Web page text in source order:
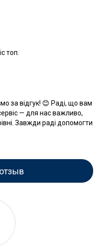
топ.
за відгук! 😊 Раді, що вам
— для нас важливо,
Завжди раді допомогти